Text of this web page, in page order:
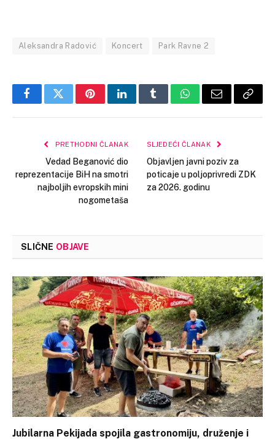
Aleksandra Radović Koncert Park Ravne 2
FacebookTwitterPinterestLinkedInTumblrWhatsApp
Email Copy
PRETHODNI ČLANAK
Vedad Beganović dio
reprezentacije BiH na smotri
najboljih evropskih mini
nogometaša
SLJEDEĆI ČLANAK
Objavljen javni poziv za
poticaje u poljoprivredi ZDK
za 2026. godinu
SLIČNE OBJAVE
Jubilarna Pekijada spojila gastronomiju, druženje i